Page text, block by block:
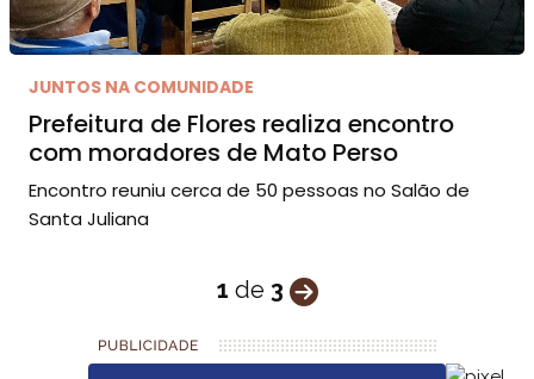
JUNTOS NA COMUNIDADE
Prefeitura de Flores realiza encontro
com moradores de Mato Perso
Encontro reuniu cerca de 50 pessoas no Salão de
Santa Juliana
1 de 3